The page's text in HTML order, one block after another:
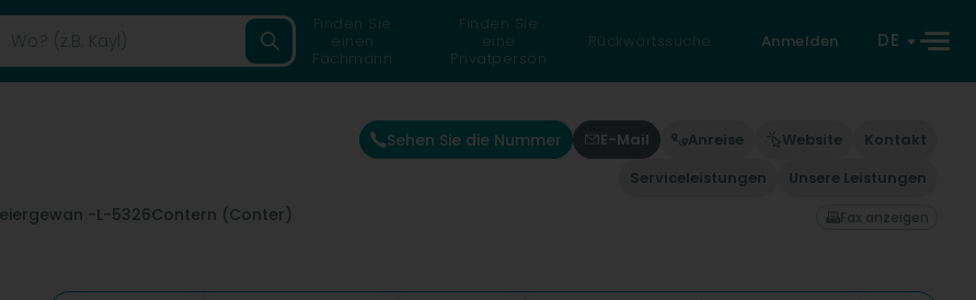
Finden Sie
einen
Fachmann
Finden Sie
eine
Privatperson
Rückwärtssuche Anmelden DE
-L-5326Contern (Conter)
Sehen Sie die Nummer E-Mail Anreise Website
Kontakt
Serviceleistungen
Unsere Leistungen
Fax anzeigen